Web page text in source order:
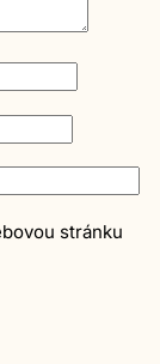
stránku